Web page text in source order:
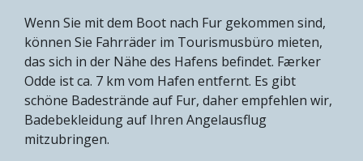
Wenn Sie mit dem Boot nach Fur gekommen sind,
können Sie Fahrräder im Tourismusbüro mieten,
das sich in der Nähe des Hafens befindet. Færker
Odde ist ca. 7 km vom Hafen entfernt. Es gibt
schöne Badestrände auf Fur, daher empfehlen wir,
Badebekleidung auf Ihren Angelausflug
mitzubringen.